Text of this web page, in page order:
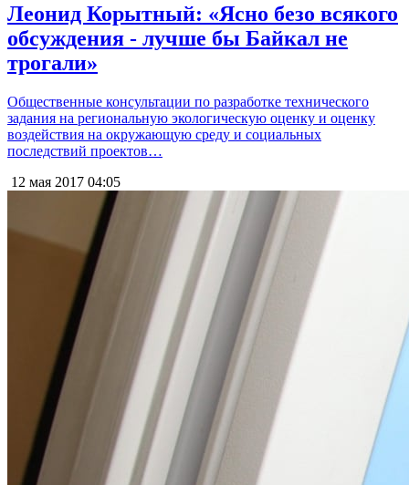
Леонид Корытный: «Ясно безо всякого
обсуждения - лучше бы Байкал не
трогали»
Общественные консультации по разработке технического
задания на региональную экологическую оценку и оценку
воздействия на окружающую среду и социальных
последствий проектов…
12 мая 2017 04:05